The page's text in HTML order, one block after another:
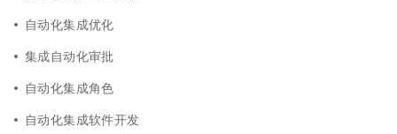
自动化集成优化
集成自动化审批
自动化集成角色
自动化集成软件开发